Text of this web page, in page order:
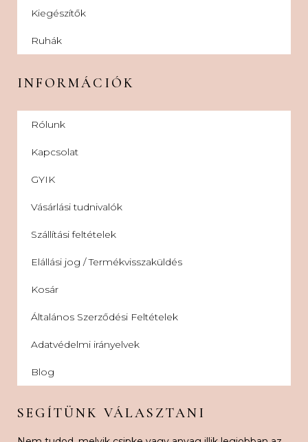
Kiegészítők
Ruhák
INFORMÁCIÓK
Rólunk
Kapcsolat
GYIK
Vásárlási tudnivalók
Szállítási feltételek
Elállási jog / Termékvisszaküldés
Kosár
Általános Szerződési Feltételek
Adatvédelmi irányelvek
Blog
SEGÍTÜNK VÁLASZTANI